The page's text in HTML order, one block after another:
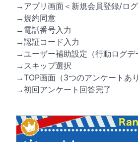
→アプリ画面＜新規会員登録/ロ
→規約同意
→電話番号入力
→認証コード入力
→ユーザー補助設定（行動ログデ
→スキップ選択
→TOP画面（3つのアンケートあり
→初回アンケート回答完了